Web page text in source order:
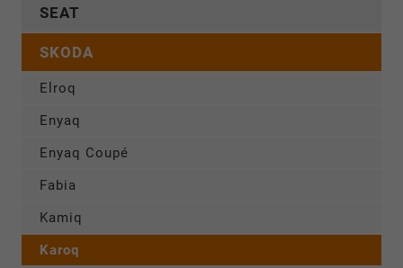
SEAT
SKODA
Elroq
Enyaq
Enyaq Coupé
Fabia
Kamiq
Karoq